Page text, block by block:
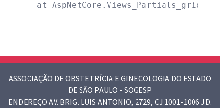
at
ASSOCIAÇÃO DE OBSTETRÍCIA E GINECOLOGIA DO ESTADO
DE SÃO PAULO - SOGESP
ENDEREÇO AV. BRIG. LUIS ANTONIO, 2729, CJ 1001-1006 JD.